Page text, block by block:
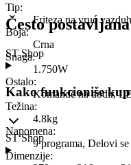
Tip:
Friteza na vruć vazduh
Boja:
Crna
Snaga:
1.750W
Ostalo:
Komande na dodir,
Težina:
4.8kg
Napomena:
9 programa, Delovi
Dimenzije:
Često
ST Shop
Kako funkcioniše
ST Shop